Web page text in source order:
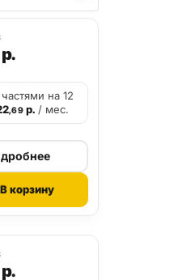
на 12
,69р./ мес.
В корзину